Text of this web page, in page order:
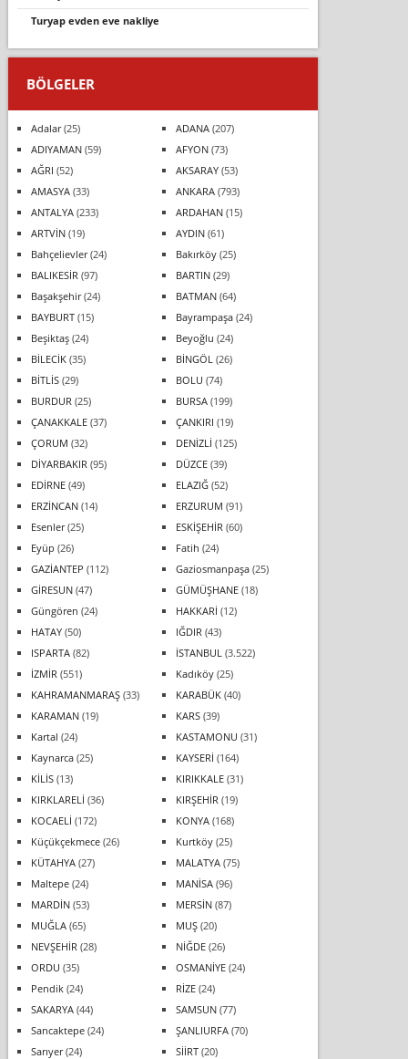
turyap evden eve nakliye
BÖLGELER
Adalar(25) ADANA(207)
ADIYAMAN(59) AFYON(73)
AĞRI (52) AKSARAY(53)
AMASYA(33) ANKARA(793)
ANTALYA(233) ARDAHAN(15)
ARTVİN(19) AYDIN(61)
Bahçelievler(24) Bakırköy(25)
BALIKESİR (97) BARTIN(29)
Başakşehir(24) BATMAN(64)
BAYBURT(15) Bayrampaşa(24)
Beşiktaş(24) Beyoğlu (24)
BİLECİK(35) BİNGÖL (26)
BİTLİS(29) BOLU (74)
BURDUR (25) BURSA(199)
ÇANAKKALE(37) ÇANKIRI (19)
ÇORUM (32) DENİZLİ (125)
DİYARBAKIR (95) DÜZCE(39)
EDİRNE(49) ELAZIĞ(52)
ERZİNCAN(14) ERZURUM (91)
Esenler(25) ESKİŞEHİR (60)
Eyüp (26) Fatih (24)
GAZİANTEP (112) Gaziosmanpaşa(25)
GİRESUN(47) GÜMÜŞHANE(18)
Güngören (24) HAKKARİ (12)
HATAY(50) IĞDIR (43)
ISPARTA(82) İSTANBUL (3.522)
İZMİR (551) Kadıköy(25)
KAHRAMANMARAŞ(33) KARABÜK(40)
KARAMAN(19) KARS(39)
Kartal (24) KASTAMONU (31)
Kaynarca(25) KAYSERİ (164)
KİLİS(13) KIRIKKALE(31)
KIRKLARELİ (36) KIRŞEHİR (19)
KOCAELİ (172) KONYA(168)
Küçükçekmece(26) Kurtköy(25)
KÜTAHYA(27) MALATYA(75)
Maltepe(24) MANİSA(96)
MARDİN(53) MERSİN(87)
MUĞLA(65) MUŞ(20)
NEVŞEHİR (28) NİĞDE(26)
ORDU (35) OSMANİYE(24)
Pendik(24) RİZE(24)
SAKARYA(44) SAMSUN(77)
Sancaktepe(24) ŞANLIURFA(70)
Sarıyer(24) SİİRT(20)